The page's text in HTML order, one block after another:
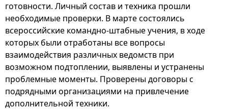
готовности. Личный состав и техника прошли
необходимые проверки. В марте состоялись
всероссийские командно-штабные учения, в ходе
которых были отработаны все вопросы
взаимодействия различных ведомств при
возможном подтоплении, выявлены и устранены
проблемные моменты. Проверены договоры с
подрядными организациями на привлечение
дополнительной техники.